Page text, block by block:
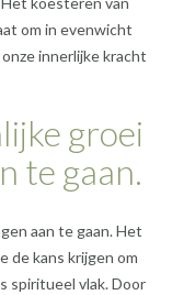
om in evenwicht
innerlijke kracht
groei
te gaan.
aan te gaan. Het
de kans krijgen om
spiritueel vlak. Door